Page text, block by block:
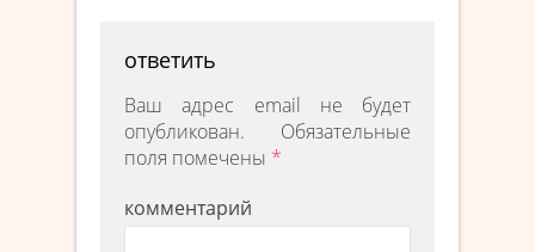
ответить
Ваш адрес email не будет
опубликован.
Обязательные
поля помечены *
комментарий